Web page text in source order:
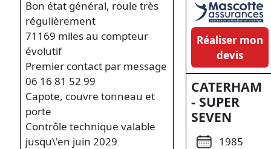
Bon état général, roule très
régulièrement
71169 miles au compteur
évolutif
Premier contact par message
06 16 81 52 99
Capote, couvre tonneau et
porte
Contrôle technique valable
jusqu\'en juin 2029
Réaliser mon
devis
CATERHAM
- SUPER
SEVEN
1985